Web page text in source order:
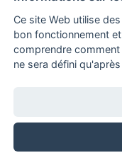
PRODUIT
Logiciel de
Ce site Web utilise
bon fonctionnement
comprendre
ne sera défini